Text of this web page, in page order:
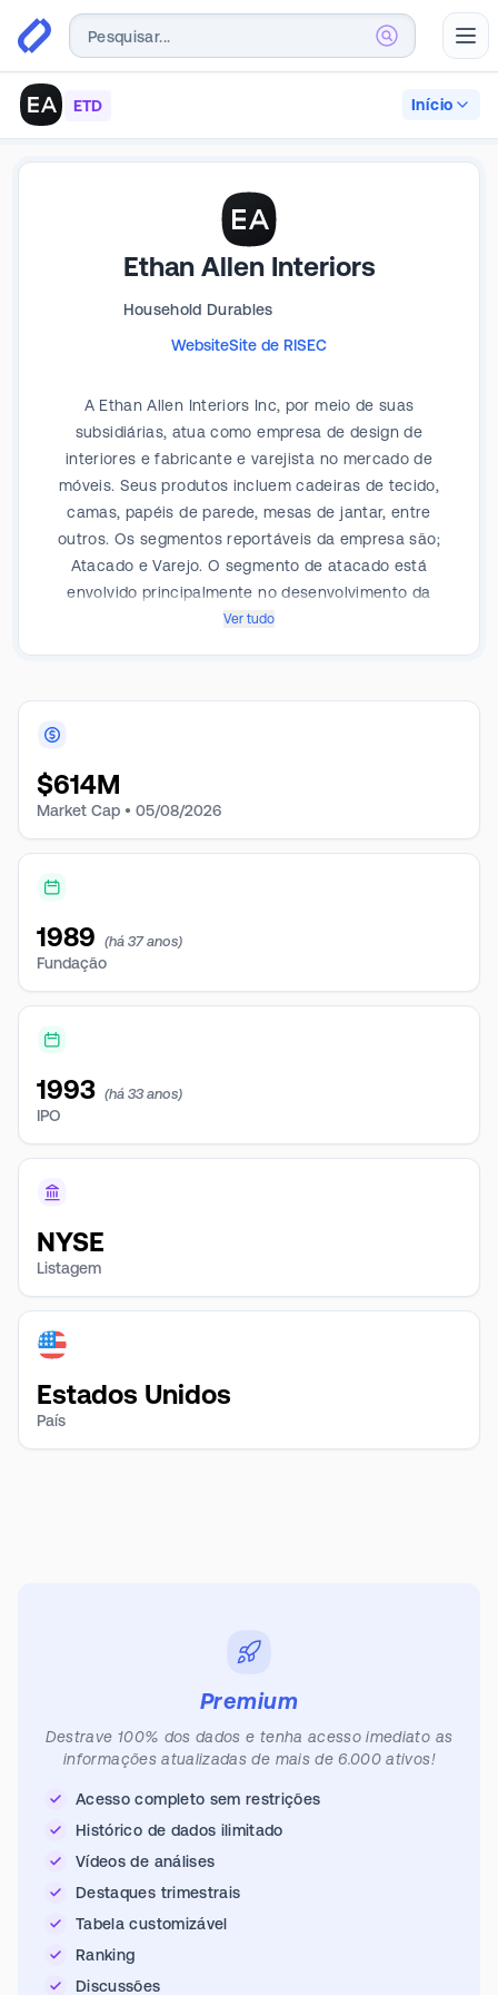
ETD Início
Ethan Allen Interiors
Household Durables
WebsiteSite de RISEC
A Ethan Allen Interiors Inc, por meio de suas
subsidiárias, atua como empresa de design de
interiores e fabricante e varejista no mercado de
móveis. Seus produtos incluem cadeiras de tecido,
camas, papéis de parede, mesas de jantar, entre
outros. Os segmentos reportáveis da empresa são;
Atacado e Varejo. O segmento de atacado está
envolvido principalmente no desenvolvimento da
marca Ethan Allen e engloba todos os aspectos de
varejo, que gera receita máxima, vende móveis e
acessórios a clientes por meio de centros de design
receita chave dos EUA e o resto de outras regiões.
Ver tudo
$614M
Market Cap • 05/08/2026
1989 (há 37 anos)
Fundação
1993 (há 33 anos)
IPO
NYSE
Listagem
Estados Unidos
País
Premium
Destrave 100% dos dados e tenha acesso imediato as
informações atualizadas de mais de 6.000 ativos!
Acesso completo sem restrições
Histórico de dados ilimitado
Vídeos de análises
Destaques trimestrais
Tabela customizável
Ranking
Discussões